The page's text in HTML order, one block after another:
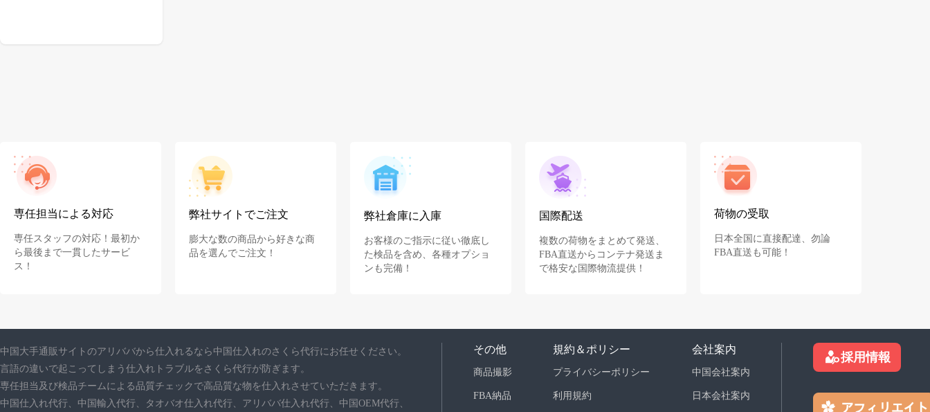
専任担当による対応
専任スタッフの対応！最初か
ら最後まで一貫したサービ
ス！
弊社サイトでご注文
膨大な数の商品から好きな商
品を選んでご注文！
弊社倉庫に入庫
お客様のご指示に従い徹底し
た検品を含め、各種オプショ
ンも完備！
国際配送
複数の荷物をまとめて発送、
FBA直送からコンテナ発送ま
で格安な国際物流提供！
荷物の受取
日本全国に直接配達、勿論
FBA直送も可能！
中国大手通販サイトのアリババから仕入れるなら中国仕入れのさくら代行にお任せください。
言語の違いで起こってしまう仕入れトラブルをさくら代行が防ぎます。
専任担当及び検品チームによる品質チェックで高品質な物を仕入れさせていただきます。
中国仕入れ代行、中国輸入代行、タオバオ仕入れ代行、アリババ仕入れ代行、中国OEM代行、
その他
商品撮影
FBA納品
規約＆ポリシー
プライバシーポリシー
利用規約
会社案内
中国会社案内
日本会社案内
採用情報